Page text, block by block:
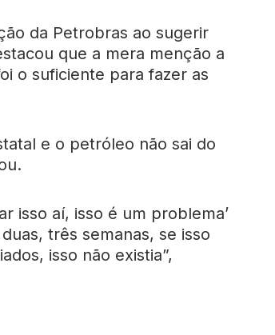
da Petrobras ao sugerir
que a mera menção a
o suficiente para fazer as
e o petróleo não sai do
isso aí, isso é um problema’
três semanas, se isso
isso não existia”,